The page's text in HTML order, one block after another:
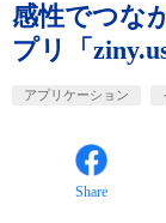
感性でつな
プリ「
アプリケーション
Share